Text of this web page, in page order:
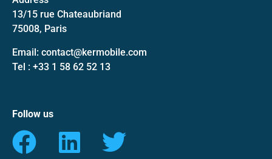
13/15 rue Chateaubriand
75008, Paris
Email: contact@kermobile.com
Tel : +33 1 58 62 52 13
Follow us